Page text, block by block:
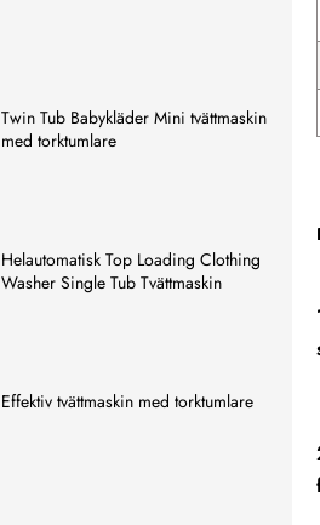
Twin Tub Babykläder Mini tvättmaskin
med torktumlare
Helautomatisk Top Loading Clothing
Washer Single Tub Tvättmaskin
Effektiv tvättmaskin med torktumlare